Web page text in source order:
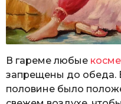
В гареме любые
запрещены до обеда.
половине было